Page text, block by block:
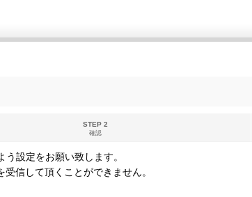
STEP 2
確認
設定をお願い致します。
信して頂くことができません。